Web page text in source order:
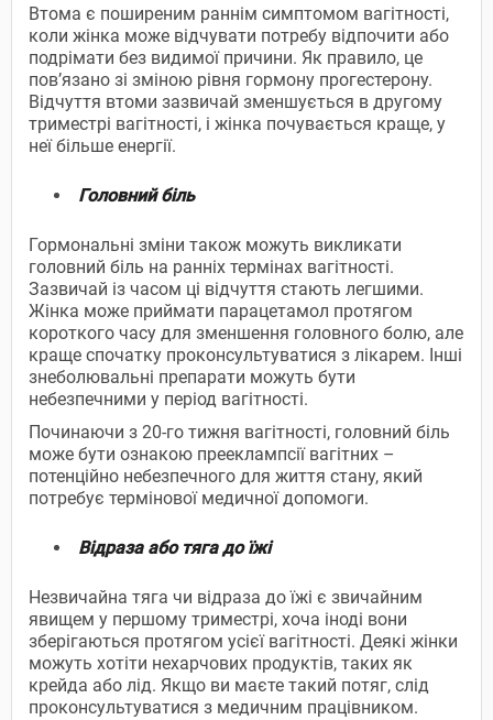
Втома є поширеним раннім симптомом вагітності,
коли жінка може відчувати потребу відпочити або
подрімати без видимої причини. Як правило, це
пов’язано зі зміною рівня гормону прогестерону.
Відчуття втоми зазвичай зменшується в другому
триместрі вагітності, і жінка почувається краще, у
неї більше енергії.
Головний біль
Гормональні зміни також можуть викликати
головний біль на ранніх термінах вагітності.
Зазвичай із часом ці відчуття стають легшими.
Жінка може приймати парацетамол протягом
короткого часу для зменшення головного болю, але
краще спочатку проконсультуватися з лікарем. Інші
знеболювальні препарати можуть бути
небезпечними у період вагітності.
Починаючи з 20-го тижня вагітності, головний біль
може бути ознакою прееклампсії вагітних –
потенційно небезпечного для життя стану, який
потребує термінової медичної допомоги.
Відраза або тяга до їжі
Незвичайна тяга чи відраза до їжі є звичайним
явищем у першому триместрі, хоча іноді вони
зберігаються протягом усієї вагітності. Деякі жінки
можуть хотіти нехарчових продуктів, таких як
крейда або лід. Якщо ви маєте такий потяг, слід
проконсультуватися з медичним працівником.